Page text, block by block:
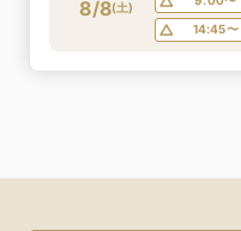
8/8(土)
14:45〜